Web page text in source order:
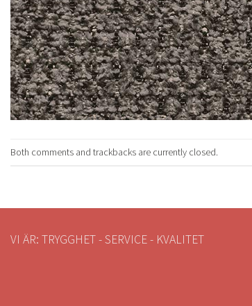
Both comments and trackbacks are currently closed.
VI ÄR: TRYGGHET - SERVICE - KVALITET